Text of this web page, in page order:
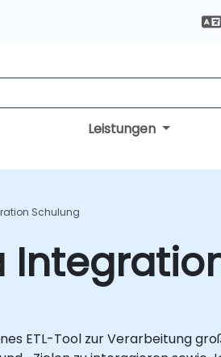
Leistungen
Schulung
ETL-Tool zur Verarbeitung